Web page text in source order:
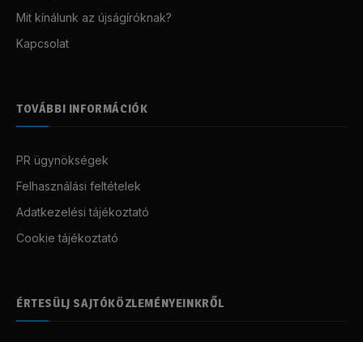
Mit kínálunk az újságíróknak?
Kapcsolat
TOVÁBBI INFORMÁCIÓK
PR ügynökségek
Felhasználási feltételek
Adatkezelési tájékoztató
Cookie tájékoztató
ÉRTESÜLJ SAJTÓKÖZLEMÉNYEINKRŐL